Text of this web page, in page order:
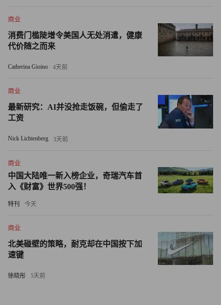
能够监管我的使用方式。”
但他补充道：“我从不使用个人账户访问企业服务，也绝不
户身份和企业身份的核心考量。”
对古德曼而言，这正是事情变得复杂的地方。人工智能代理
被赋予了代表用户做出决策的权力——这就意味着，必须明
确用户是以个人身份还是企业身份在开展行动。
古德曼警告称：“一旦个人身份被盗用，骗子便能迅速窃取
资金或者损害声誉，其影响范围会大得多。”（财富中文
网）
商业
消费门槛陡增令美国人无处消遣，健康
代价随之而来
Catherina Gioino 4天前
商业
最新研究：AI并没抢走饭碗，但偷走了
工资
Nick Lichtenberg 3天前
商业
中国大陆唯一新入榜企业，奇瑞汽车首
入《财富》世界500强！
特刊 今天
商业
北美碰壁的策略，耐克却在中国按下加
速键
徐晓彤 5天前